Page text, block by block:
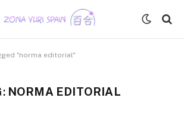
"norma editorial"
NORMA EDITORIAL